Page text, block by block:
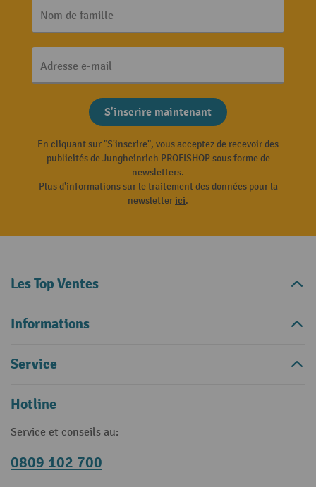
Nom de famille
Adresse e-mail
S'inscrire maintenant
En cliquant sur "S'inscrire", vous acceptez de recevoir des
publicités de Jungheinrich PROFISHOP sous forme de
newsletters.
Plus d'informations sur le traitement des données pour la
newsletterici.
Les Top Ventes
Informations
Service
Hotline
Service et conseils au:
0809 102 700